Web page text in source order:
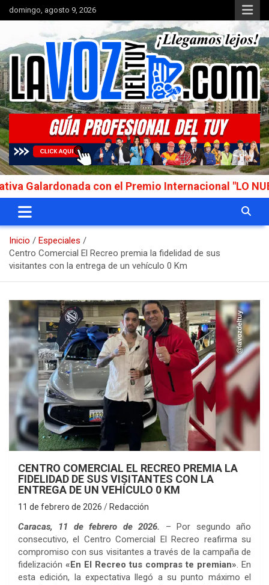
Saltar
al
domingo, agosto 9, 2026
La Voz del Tuy
Portal de noticias
con el Premio Internacional "LO
Inicio
Especiales
Centro Comercial El Recreo premia la fidelidad de sus
visitantes con la entrega de un vehículo 0 Km
CENTRO COMERCIAL EL RECREO PREMIA LA
FIDELIDAD DE SUS VISITANTES CON LA
ENTREGA DE UN VEHÍCULO 0 KM
11 de febrero de 2026 Redacción
Caracas, 11 de febrero de 2026.
– Por segundo año
consecutivo, el Centro Comercial El Recreo reafirma su
compromiso con sus visitantes a través de la campaña de
fidelización «En El Recreo tus compras te premian» . En
esta edición, la expectativa llegó a su punto máximo el